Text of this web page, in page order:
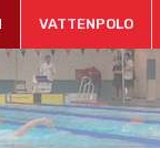
VATTENPOLO